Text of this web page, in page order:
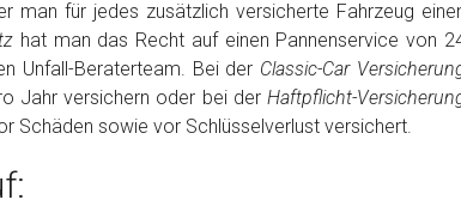
man für jedes zusätzlich versicherte Fahrzeug
hat man das Recht auf einen Pannenservice von
Unfall-Beraterteam. Bei der Classic-Car
Jahr versichern oder bei der Haftpflicht-
Schäden sowie vor Schlüsselverlust versichert.